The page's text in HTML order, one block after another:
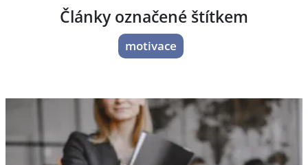
Články označené štítkem
motivace